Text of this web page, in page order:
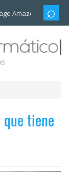
Amazon
tiene